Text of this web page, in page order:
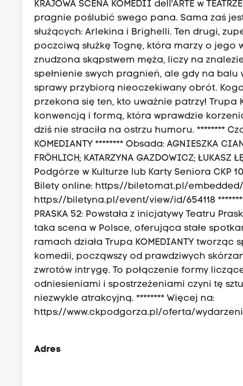
KRAJOWA SCENA KOMEDII dell'ARTE w
pragnie poślubić swego pana. Sama zaś
służących: Arlekina i Brighelli. Ten drugi,
poczciwą służkę Tognę, która marzy o jego
znudzona skąpstwem męża, liczy na
spełnienie swych pragnień, ale gdy na
sprawy przybiorą nieoczekiwany obrót.
przekona się ten, kto uważnie patrzy! Trupa
konwencją i formą, która wprawdzie
dziś nie straciła na ostrzu humoru. ********
KOMEDIANTY ******** Obsada: AGNIESZKA
FRÖHLICH; KATARZYNA GAZDOWICZ;
Podgórze w Kulturze lub Karty Seniora CKP
Bilety online: https://biletomat.pl/embedded/
https://biletyna.pl/event/view/id/654118 ********
PRASKA 52: Powstała z inicjatywy Teatru
taka scena w Polsce, oferująca stałe
ramach działa Trupa KOMEDIANTY tworząc
komedii, począwszy od prawdziwych
zwrotów intrygę. To połączenie formy
odniesieniami i spostrzeżeniami czyni tę
niezwykle atrakcyjną. ******** Więcej na:
https://www.ckpodgorza.pl/oferta/
Adres